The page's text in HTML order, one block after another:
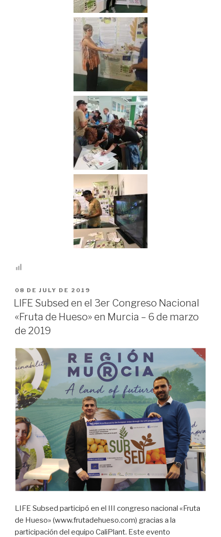
PUBLICADO
EN
08 DE JULY DE 2019
LIFE Subsed en el 3er Congreso Nacional
«Fruta de Hueso» en Murcia – 6 de marzo
de 2019
LIFE Subsed participó en el III congreso nacional «Fruta
de Hueso» (www.frutadehueso.com) gracias a la
participación del equipo CaliPlant. Este evento